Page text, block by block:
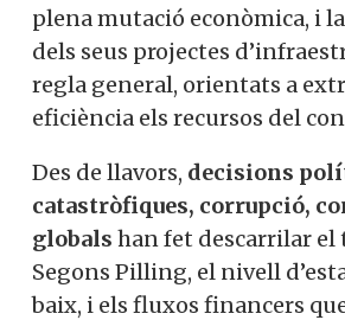
plena mutació econòmica, i
dels seus projectes
regla general, orientats a
eficiència els recursos del
Des de llavors, decisions
catastròfiques, corrupció,
globals han fet descarrilar el
Segons Pilling, el nivell
baix, i els fluxos financers